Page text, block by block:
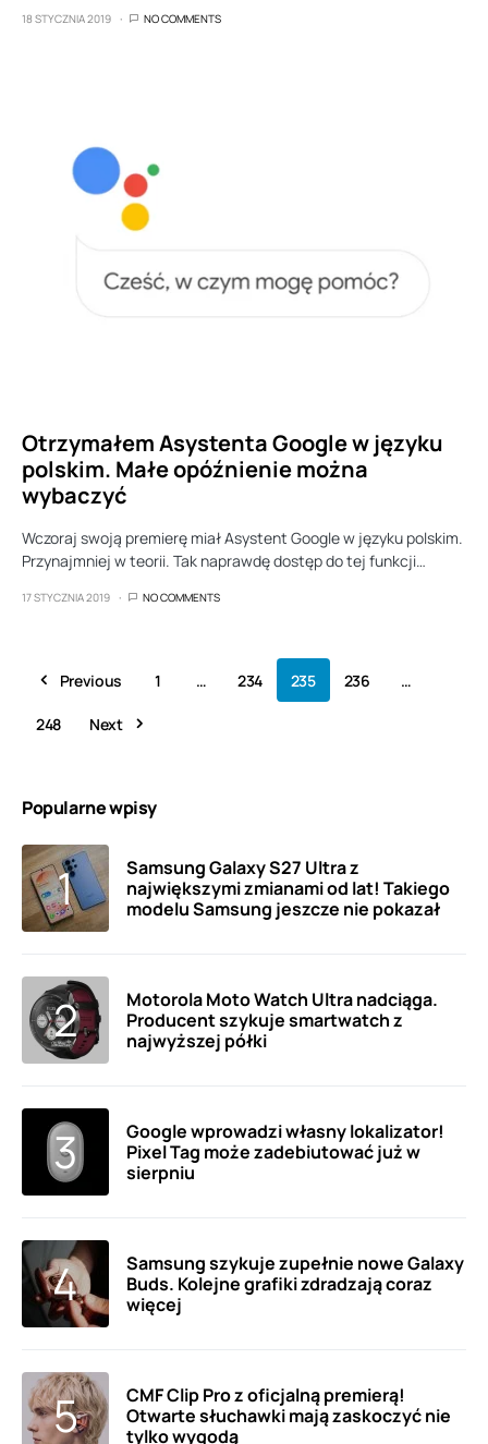
18 STYCZNIA 2019 NO COMMENTS
Otrzymałem Asystenta Google w języku
polskim. Małe opóźnienie można
wybaczyć
Wczoraj swoją premierę miał Asystent Google w języku polskim.
Przynajmniej w teorii. Tak naprawdę dostęp do tej funkcji…
17 STYCZNIA 2019 NO COMMENTS
Previous 1 … 234 235 236 …
248 Next
Popularne wpisy
Samsung Galaxy S27 Ultra z
największymi zmianami od lat! Takiego
modelu Samsung jeszcze nie pokazał
Motorola Moto Watch Ultra nadciąga.
Producent szykuje smartwatch z
najwyższej półki
Google wprowadzi własny lokalizator!
Pixel Tag może zadebiutować już w
sierpniu
Samsung szykuje zupełnie nowe Galaxy
Buds. Kolejne grafiki zdradzają coraz
więcej
CMF Clip Pro z oficjalną premierą!
Otwarte słuchawki mają zaskoczyć nie
tylko wygodą